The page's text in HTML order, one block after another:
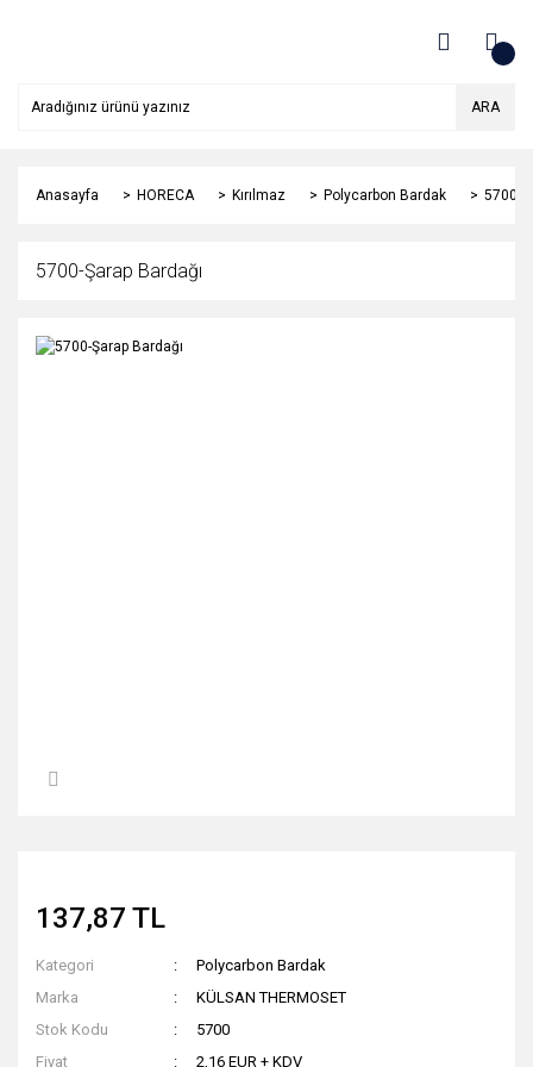
ARA
Anasayfa HORECA Kırılmaz Polycarbon Bardak 5700-
5700-Şarap Bardağı
137,87 TL
Kategori
Polycarbon Bardak
Marka
KÜLSAN THERMOSET
Stok Kodu
5700
Fiyat
2,16 EUR + KDV